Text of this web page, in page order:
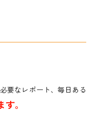
要なレポート、毎日ある
。